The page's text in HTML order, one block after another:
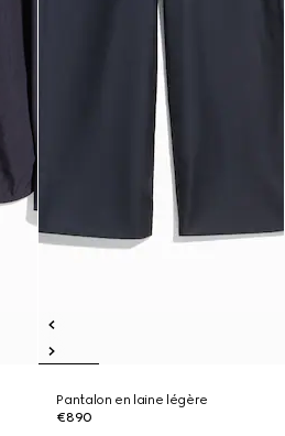
Pantalon en laine légère
€890